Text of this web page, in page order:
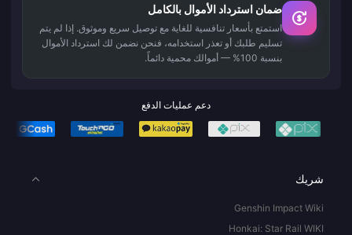
ضمان استرداد الأموال بالكامل
استمتع بأسعار تنافسية للغاية مع توصيل سريع وموثوق. إذا لم يتم
تسليم طلبك أو تعذر استخدامه، فنحن نضمن لك استرداد الأموال
بنسبة 100% — أموالك محمية دائماً.
دعم عمليات الدفع
شريك
Genshin Impact Wiki
Honkai: Star Rail WIKI